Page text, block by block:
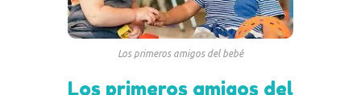
Los primeros amigos del bebé
Los primeros amigos del